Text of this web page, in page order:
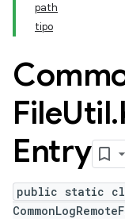
path
tipo
FileUtil.
Entry
public static